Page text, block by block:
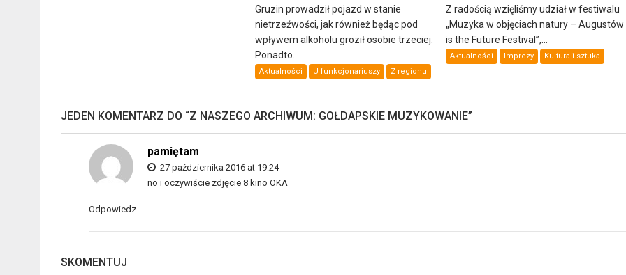
Gruzin prowadził pojazd w stanie
nietrzeźwości, jak również będąc pod
wpływem alkoholu groził osobie trzeciej.
Ponadto...
Aktualności U funkcjonariuszy Z regionu
Z radością wzięliśmy udział w festiwalu
„Muzyka w objęciach natury – Augustów
is the Future Festival”,...
Aktualności Imprezy Kultura i sztuka
JEDEN KOMENTARZ DO “Z NASZEGO ARCHIWUM: GOŁDAPSKIE MUZYKOWANIE”
pamiętam
27 października 2016 at 19:24
no i oczywiście zdjęcie 8 kino OKA
Odpowiedz
SKOMENTUJ